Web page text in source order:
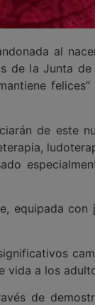
al
de la Junta
de este
equipada
vida a los
de